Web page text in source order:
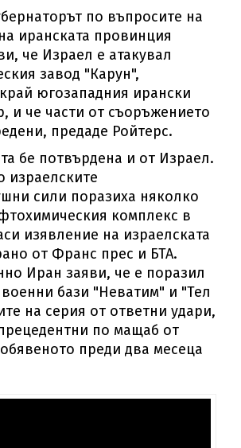
по въпросите на
иранската провинция
че Израел е атакувал
завод "Карун",
югозападния ирански
и че части от съоръжението
предаде Ройтерс.
бе потвърдена и от Израел.
израелските
сили поразиха няколко
комплекс в
изявление на израелската
от Франс прес и БТА.
Иран заяви, че е поразил
военни бази "Неватим" и "Тел
на серия от ответни удари,
по мащаб от
преди два месеца